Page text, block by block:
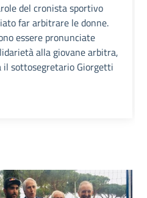
del cronista sportivo
far arbitrare le donne.
essere pronunciate
alla giovane arbitra,
il sottosegretario Giorgetti